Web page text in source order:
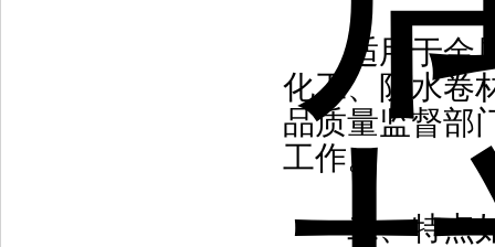
适用于金属
化工、防水卷
品质量监督部
工作。
二、特点